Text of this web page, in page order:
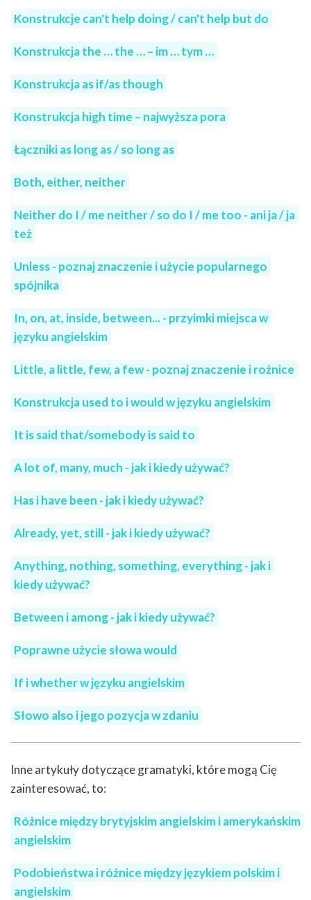
Konstrukcje can't help doing / can't help but do
Konstrukcja the … the … – im … tym …
Konstrukcja as if/as though
Konstrukcja high time – najwyższa pora
Łączniki as long as / so long as
Both, either, neither
Neither do I / me neither / so do I / me too - ani ja / ja
też
Unless - poznaj znaczenie i użycie popularnego
spójnika
In, on, at, inside, between... - przyimki miejsca w
języku angielskim
Little, a little, few, a few - poznaj znaczenie i rożnice
Konstrukcja used to i would w języku angielskim
It is said that/somebody is said to
A lot of, many, much - jak i kiedy używać?
Has i have been - jak i kiedy używać?
Already, yet, still - jak i kiedy używać?
Anything, nothing, something, everything - jak i
kiedy używać?
Between i among - jak i kiedy używać?
Poprawne użycie słowa would
If i whether w języku angielskim
Słowo also i jego pozycja w zdaniu
Inne artykuły dotyczące gramatyki, które mogą Cię
zainteresować, to:
Różnice między brytyjskim angielskim i amerykańskim
angielskim
Podobieństwa i różnice między językiem polskim i
angielskim